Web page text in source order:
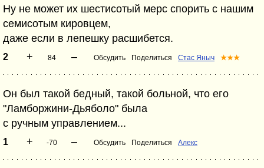
Ну не может их шестисотый мерс спорить с нашим
семисотым кировцем,
даже если в лепешку расшибется.
2 + 84 – Обсудить Поделиться Стас Яныч ★★★
Он был такой бедный, такой больной, что его
"Ламборжини-Дьяболо" была
с ручным управлением...
1 + -70 – Обсудить Поделиться Алекс